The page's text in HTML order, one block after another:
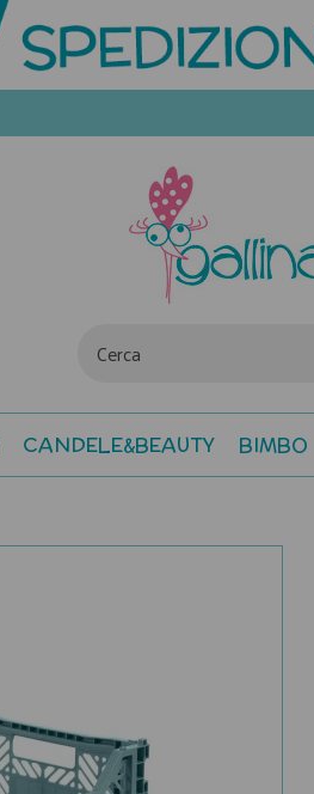
CANDELE&BEAUTY BIMBO